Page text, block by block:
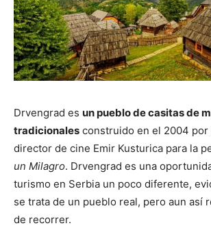
Drvengrad es un pueblo de casitas de
tradicionales construido en el 2004 por
director de cine Emir Kusturica para la
un Milagro. Drvengrad es una
turismo en Serbia un poco diferente,
se trata de un pueblo real, pero aun así
de recorrer.